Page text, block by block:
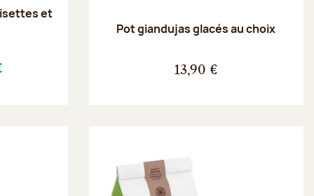
et
Pot giandujas glacés au choix
13,90 €